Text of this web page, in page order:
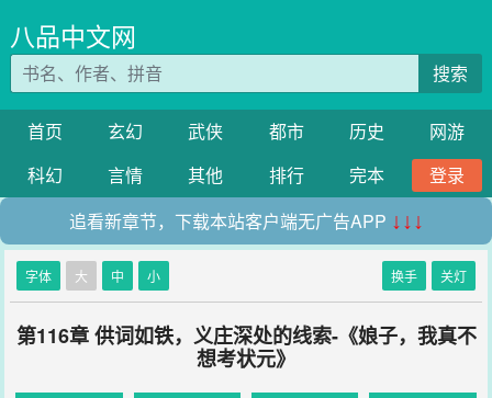
八品中文网
搜索
首页 玄幻 武侠 都市 历史
网游
科幻
言情 其他 排行 完本
登录
追看新章节，下载本站客户端无广告APP ↓↓↓
字体 大 中 小 换手 关灯
第116章 供词如铁，义庄深处的线索-《娘子，我真不
想考状元》